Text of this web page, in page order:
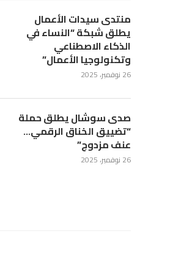
منتدى سيدات الأعمال
يطلق شبكة “النساء في
الذكاء الاصطناعي
وتكنولوجيا الأعمال”
26 نوفمبر، 2025
صدى سوشال يطلق حملة
“تضييق الخناق الرقمي…
عنف مزدوج”
26 نوفمبر، 2025